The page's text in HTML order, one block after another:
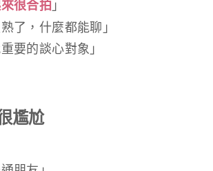
很合拍 」
熟了，什麼都能聊」
重要的談心對象」
尷尬